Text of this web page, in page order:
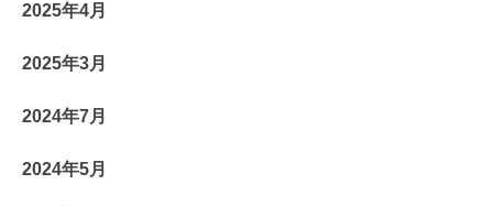
2025年4月
2025年3月
2024年7月
2024年5月